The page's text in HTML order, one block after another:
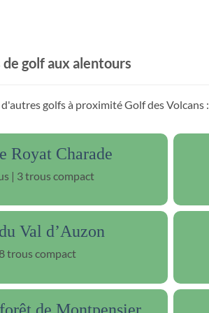
golf aux alentours
golfs à proximité Golf des Volcans :
Royat Charade
| 3 trous compact
Val d’Auzon
trous compact